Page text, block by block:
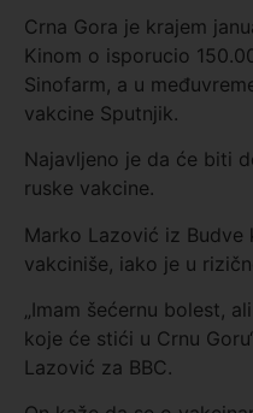
Crna Gora je krajem
Kinom o isporucio
Sinofarm, a u
vakcine Sputnjik.
Najavljeno je da će biti
ruske vakcine.
Marko Lazović iz Budve
vakciniše, iako je u
„Imam šećernu bolest,
koje će stići u Crnu
Lazović za BBC.